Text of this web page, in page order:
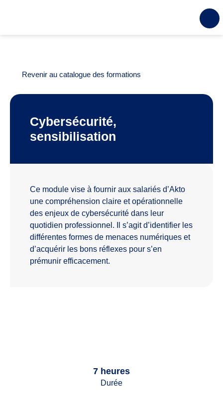
Revenir au catalogue des formations
Cybersécurité,
sensibilisation
Ce module vise à fournir aux salariés d’Akto
une compréhension claire et opérationnelle
des enjeux de cybersécurité dans leur
quotidien professionnel. Il s’agit d’identifier les
différentes formes de menaces numériques et
d’acquérir les bons réflexes pour s’en
prémunir efficacement.
7 heures
Durée